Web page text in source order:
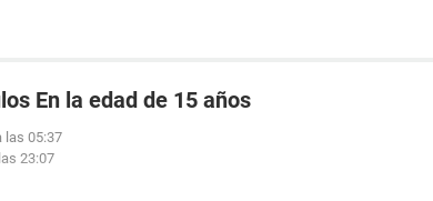
En la edad de 15 años
las 05:37
23:07